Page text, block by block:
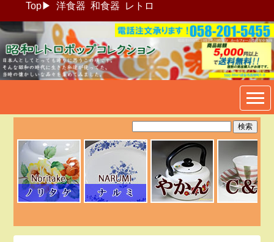
Top▶ 洋食器 和食器 レトロ
昭和レトロポップ食器生活雑
貨通販＠フリマート